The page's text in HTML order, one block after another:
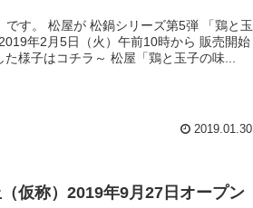
第5弾 「鶏と玉
年2月5日（火）午前10時から 販売開始
しますね。 ■実際に賞味した様子はコチラ～ 松屋「鶏と玉子の味...
2019.01.30
仮称）2019年9月27日オープン